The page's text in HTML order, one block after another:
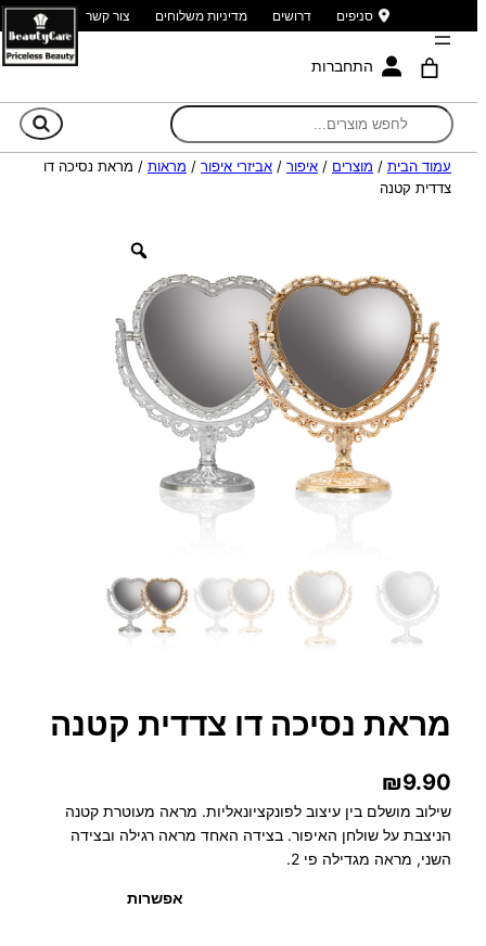
סניפים דרושים מדיניות משלוחים צור קשר
התחברות
עמוד הבית / מוצרים / איפור / אביזרי איפור / מראות / מראת נסיכה דו
צדדית קטנה
מראת נסיכה דו צדדית קטנה
₪9.90
שילוב מושלם בין עיצוב לפונקציונאליות. מראה מעוטרת קטנה
הניצבת על שולחן האיפור. בצידה האחד מראה רגילה ובצידה
השני, מראה מגדילה פי 2.
אפשרות